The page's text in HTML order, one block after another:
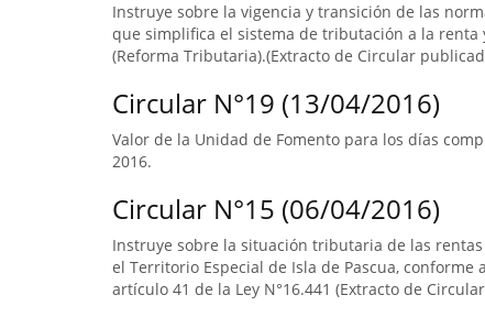
Instruye sobre la vigencia y transición de las
que simplifica el sistema de tributación a la
(Reforma Tributaria).(Extracto de Circular
Circular N°19 (13/04/2016)
Valor de la Unidad de Fomento para los días
2016.
Circular N°15 (06/04/2016)
Instruye sobre la situación tributaria de las
el Territorio Especial de Isla de Pascua, conforme
artículo 41 de la Ley N°16.441 (Extracto de